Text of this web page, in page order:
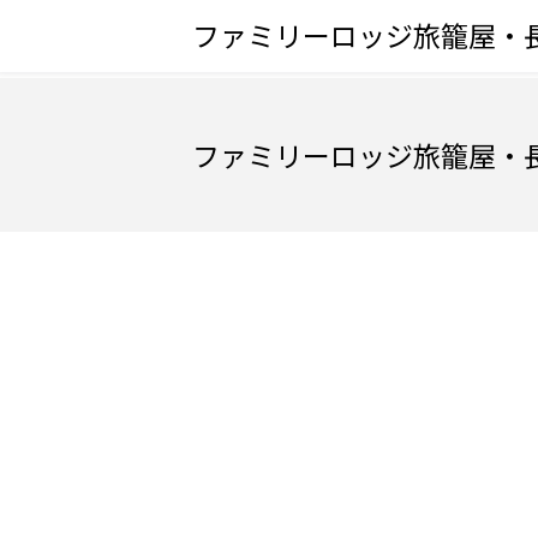
ファミリーロッジ旅籠屋・
ファミリーロッジ旅籠屋・